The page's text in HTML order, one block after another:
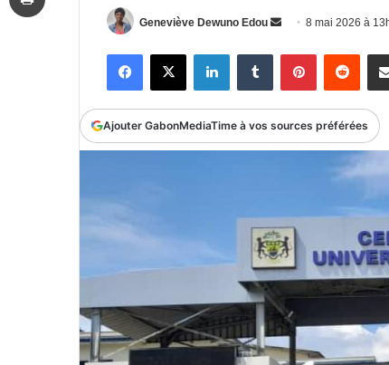
Geneviève Dewuno Edou
Envoyer
courriel
8 mai 2026 à
FacebookX LinkedinTumblr Pinterest
Ajouter GabonMediaTime à vos sources préférées